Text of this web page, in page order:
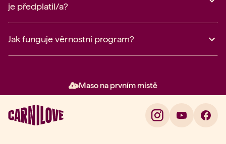
je předplatil/a?
Jak funguje věrnostní program?
Maso na prvním místě
Položka 2 z 3: Maso na prvním